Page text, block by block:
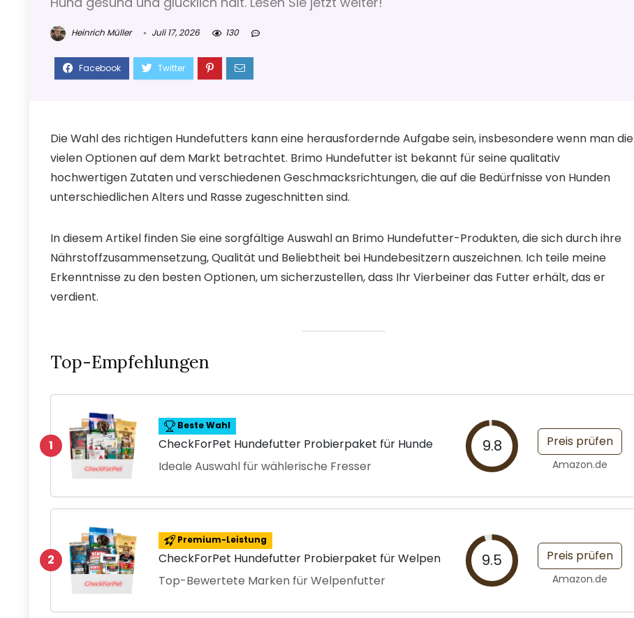
Heinrich Müller Juli 17, 2026 130
Die Wahl des richtigen Hundefutters kann eine herausfordernde Aufgabe sein, insbesondere wenn man die
vielen Optionen auf dem Markt betrachtet. Brimo Hundefutter ist bekannt für seine qualitativ
hochwertigen Zutaten und verschiedenen Geschmacksrichtungen, die auf die Bedürfnisse von Hunden
unterschiedlichen Alters und Rasse zugeschnitten sind.
In diesem Artikel finden Sie eine sorgfältige Auswahl an Brimo Hundefutter-Produkten, die sich durch ihre
Nährstoffzusammensetzung, Qualität und Beliebtheit bei Hundebesitzern auszeichnen. Ich teile meine
Erkenntnisse zu den besten Optionen, um sicherzustellen, dass Ihr Vierbeiner das Futter erhält, das er
verdient.
Top-Empfehlungen
1
Beste Wahl
CheckForPet Hundefutter Probierpaket für Hunde
Ideale Auswahl für wählerische Fresser
9.8 Preis prüfen
Amazon.de
2
Premium-Leistung
CheckForPet Hundefutter Probierpaket für Welpen
Top-Bewertete Marken für Welpenfutter
9.5 Preis prüfen
Amazon.de